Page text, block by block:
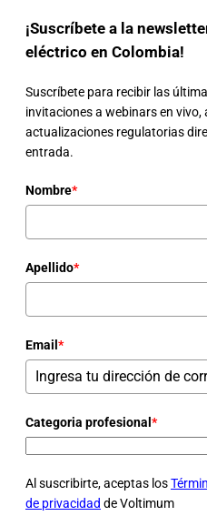
¡Suscríbete a la
eléctrico en Colombia!
Suscríbete para recibir las
invitaciones a webinars en
actualizaciones regulatorias
entrada.
Nombre*
Apellido*
Email *
Categoria profesional *
Al suscribirte, aceptas los
de privacidad de Voltimum